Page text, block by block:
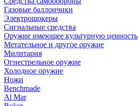
Газовые баллончики
Электрошокеры
Сигнальные средства
Оружие имеющее культурную ценность
Метательное и другое оружие
Милитария
Огнестрельное оружие
Холодное оружие
Ножи
Benchmade
Al Mar